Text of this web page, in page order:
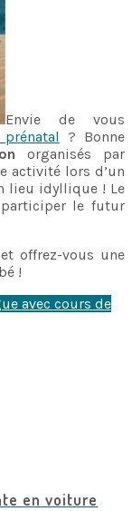
Envie de vous
? Bonne
organisés par
activité lors d’un
lieu idyllique ! Le
le futur
et offrez-vous une
!
avec cours de
en voiture